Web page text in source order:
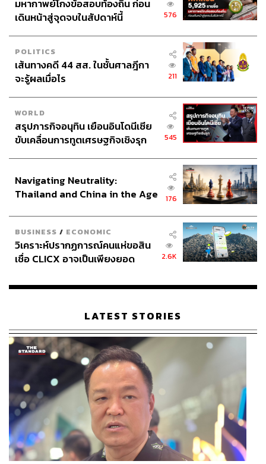
มหากาพย์โกงข้อสอบท้องถิ่น ก่อน
เดินหน้าสู่จุดจบในสัปดาห์นี้
576
POLITICS
เส้นทางคดี 44 สส. ในชั้นศาลฎีกา
จะรู้ผลเมื่อไร
211
WORLD
สรุปภารกิจอนุทิน เยือนอินโดนีเซีย
ขับเคลื่อนการทูตเศรษฐกิจเชิงรุก
545
Navigating Neutrality:
Thailand and China in the Age
176
BUSINESS / ECONOMIC
วิเคราะห์ปรากฏการณ์คนแห่ขอสิน
เชื่อ CLICX อาจเป็นเพียงยอด
เรือนไทยที่ถูกซุกไว้
2.6K
LATEST STORIES